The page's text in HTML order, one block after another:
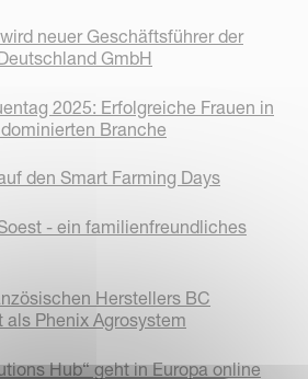
neuer Geschäftsführer der
GmbH
2025: Erfolgreiche Frauen in
Branche
den Smart Farming Days
- ein familienfreundliches
Herstellers BC
als Phenix Agrosystem
Hub“ geht in Europa online